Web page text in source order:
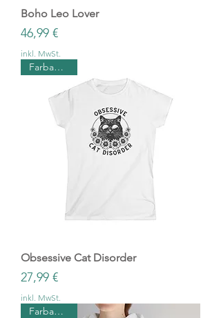
Boho Leo Lover
Preis
46,99 €
inkl. MwSt.
Farbauswahl
Obsessive Cat Disorder
Preis
27,99 €
inkl. MwSt.
Farbauswahl